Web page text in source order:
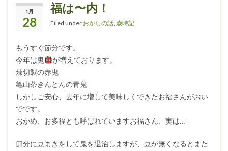
1月
28
福は〜内！
Filed under おかしの話, 歳時記
もうすぐ節分です。
今年は鬼
が増えております。
煉切製の赤鬼
亀山茶きんとんの青鬼
しかしご安心、去年に増して美味しくできたお福さんがおい
でです。
おかめ、お多福とも呼ばれていますお福さん、実は…
節分に豆まきをして鬼を退治しますが、豆が無くなるとまた